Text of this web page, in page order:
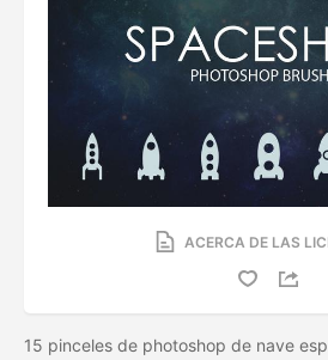
ACERCA DE LAS
15 pinceles de photoshop de nave